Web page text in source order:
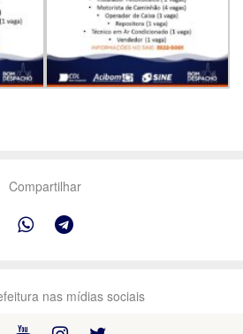
Compartilhar
nas mídias sociais